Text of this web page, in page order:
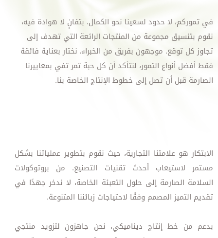
في تموركم، لا حدود لسعينا نحو الكمال. بتفانٍ لا هوادة فيه،
نقوم بتنسيق مجموعة من المنتجات الرائعة التي تهدف إلى
تجاوز كل توقع. موجهون بفريق من الخبراء، نختار بعناية فائقة
فقط أفضل أنواع التمور، لنتأكد أن كل حبة تمر تفي بمعاييرنا
الصارمة قبل أن تصل إلى خطوط الإنتاج الخاصة بنا.
الابتكار هو علامتنا التجارية، حيث نقوم بتطوير عملياتنا بشكل
مستمر لاستيعاب أحدث تقنيات التصنيع. من بروتوكولات
السلامة الصارمة إلى حلول التعبئة الخاصة، لا ندخر جهدًا في
تقديم التميز المصمم وفقًا لاحتياجات زبائننا المتنوعة.
بدعم من خط إنتاج ديناميكي، نحن جاهزون لتزويد منتجي